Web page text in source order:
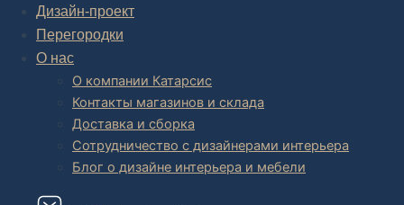
Дизайн-проект
Перегородки
О нас
О компании Катарсис
Контакты магазинов и склада
Доставка и сборка
Сотрудничество с дизайнерами интерьера
Блог о дизайне интерьера и мебели
есть и готовые товары, которые можем доставить уже сегодня, и
корпусная мебель на заказ, включая кухни.